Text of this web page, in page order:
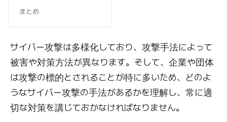
まとめ
サイバー攻撃は多様化しており、攻撃手法によって
被害や対策方法が異なります。そして、企業や団体
は攻撃の標的とされることが特に多いため、どのよ
うなサイバー攻撃の手法があるかを理解し、常に適
切な対策を講じておかなければなりません。